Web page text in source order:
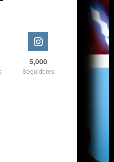
5,000
Seguidores